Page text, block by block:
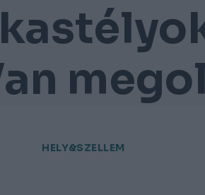
HELY&SZELLEM